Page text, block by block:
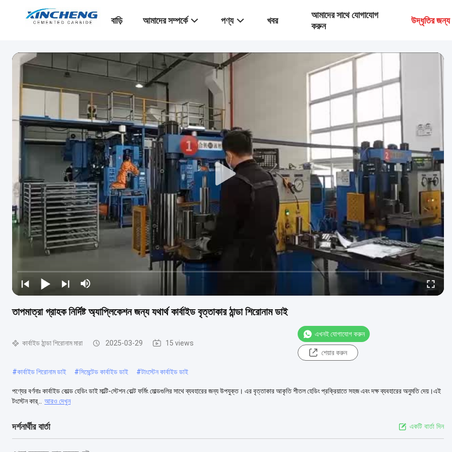
বাড়ি আমাদের সম্পর্কে পণ্য খবর
আমাদের সাথে যোগাযোগ
করুন
উদ্ধৃতির
তাপমাত্রা গ্রাহক নির্দিষ্ট অ্যাপ্লিকেশন জন্য যথার্থ কার্বাইড বৃত্তাকার ঠান্ডা শিরোনাম ডাই
কার্বাইড ঠান্ডা শিরোনাম মারা 2025-03-29 15 views
এখনই যোগাযোগ করুন
শেয়ার করুন
#কার্বাইড শিরোনাম ডাই #সিমেন্টেড কার্বাইড ডাই #টাংস্টেন কার্বাইড ডাই
পণ্যের বর্ণনাঃ কার্বাইড কোল্ড হেডিং ডাই মাল্টি-স্টেশন বোল্ট ফর্মিং মোল্ডগুলির সাথে ব্যবহারের জন্য উপযুক্ত। এর বৃত্তাকার আকৃতি শীতল হেডিং প্রক্রিয়াতে সহজ এবং দক্ষ ব্যবহারের অনুমতি দেয়।এই
টংস্টেন কার্...
আরও দেখুন
দর্শনার্থীর বার্তা একটি বার্তা দিন